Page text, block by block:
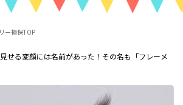
ー損保TOP
せる変顔には名前があった！その名も「フレーメ